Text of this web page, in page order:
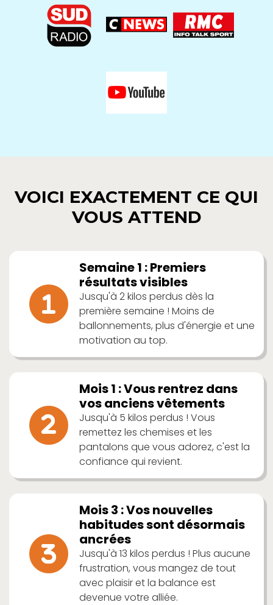
VOICI EXACTEMENT CE QUI
VOUS ATTEND
Semaine 1 : Premiers
résultats visibles
Jusqu'à 2 kilos perdus dès la
première semaine ! Moins de
ballonnements, plus d'énergie et une
motivation au top.
Mois 1 : Vous rentrez dans
vos anciens vêtements
Jusqu'à 5 kilos perdus ! Vous
remettez les chemises et les
pantalons que vous adorez, c'est la
confiance qui revient.
Mois 3 : Vos nouvelles
habitudes sont désormais
ancrées
Jusqu'à 13 kilos perdus ! Plus aucune
frustration, vous mangez de tout
avec plaisir et la balance est
devenue votre alliée.